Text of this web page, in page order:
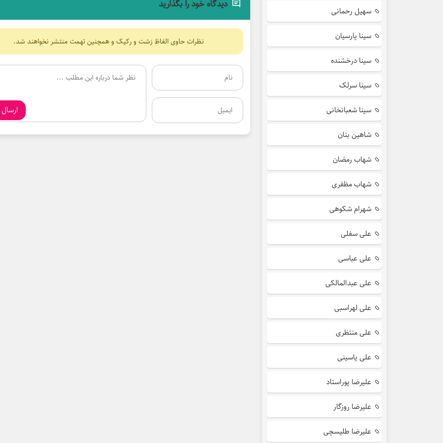
دیدگاه خود را بگذارید
نظرات حاوی الفاظ زشت و رکیک و همچنین تهمت منتشر نخواهند شد.
سهیل رحمانی
سینا پارسیان
سینا درخشنده
سینا سرلک
سینا شعبانخانی
شاهین بنان
شهاب رمضان
شهاب مظفری
شهرام شکوهی
علی سفلی
علی عباسی
علی عبدالمالکی
علی لهراسبی
علی منتظری
علی یاسینی
علیرضا پوراستاد
علیرضا روزگار
علیرضا طلیسچی